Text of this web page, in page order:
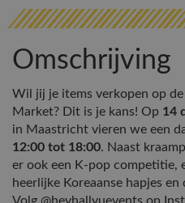
Omschrijving
Wil jij je items verkopen op
Market? Dit is je kans! Op 14
in Maastricht vieren we een
12:00 tot 18:00. Naast
er ook een K-pop competitie,
heerlijke Koreaanse hapjes